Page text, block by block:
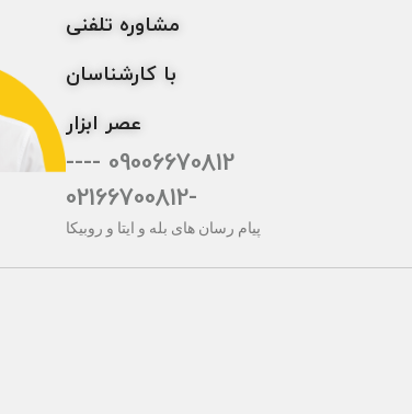
مشاوره تلفنی
با کارشناسان
عصر ابزار
09006670812 ----
-02166700812
پیام رسان های بله و ایتا و روبیکا